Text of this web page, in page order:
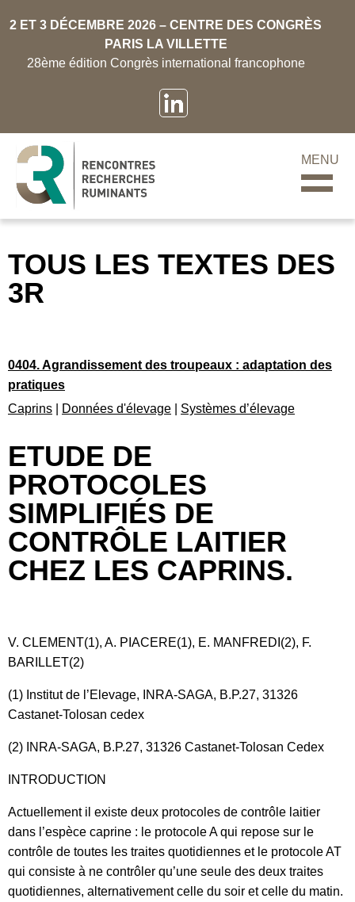
2 ET 3 DÉCEMBRE 2026 – CENTRE DES CONGRÈS
PARIS LA VILLETTE
28ème édition Congrès international francophone
MENU
TOUS LES TEXTES DES
3R
0404. Agrandissement des troupeaux : adaptation des
pratiques
Caprins
Données d'élevage Systèmes d’élevage
ETUDE DE
PROTOCOLES
SIMPLIFIÉS DE
CONTRÔLE LAITIER
CHEZ LES CAPRINS.
V. CLEMENT(1), A. PIACERE(1), E. MANFREDI(2), F.
BARILLET(2)
(1) Institut de l’Elevage, INRA-SAGA, B.P.27, 31326
Castanet-Tolosan cedex
(2) INRA-SAGA, B.P.27, 31326 Castanet-Tolosan Cedex
INTRODUCTION
Actuellement il existe deux protocoles de contrôle laitier
dans l’espèce caprine : le protocole A qui repose sur le
contrôle de toutes les traites quotidiennes et le protocole AT
qui consiste à ne contrôler qu’une seule des deux traites
quotidiennes, alternativement celle du soir et celle du matin.